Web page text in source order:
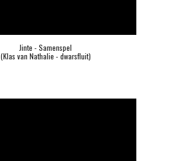
Jinte - Samenspel
(Klas van Nathalie - dwarsfluit)